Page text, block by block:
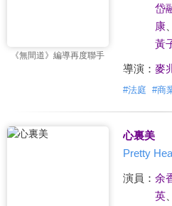
《無間道》編導再度聯手
岱
康、
黃
導演： 麥
#法庭 #商
心裏美
Pretty
演員： 余
英、